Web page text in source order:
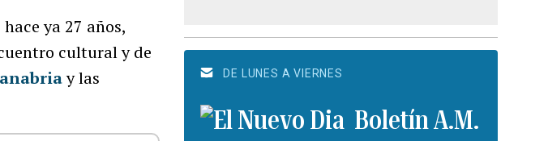
ya 27 años,
cultural y de
y las
DE LUNES A VIERNES
Boletín A.M.